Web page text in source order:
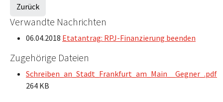
Zurück
Verwandte Nachrichten
06.04.2018 Etatantrag: RPJ-Finanzierung beenden
Zugehörige Dateien
Schreiben_an_Stadt_Frankfurt_am_Main__Gegner_.pdf
264 KB